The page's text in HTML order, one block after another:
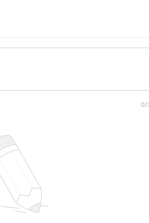
0/